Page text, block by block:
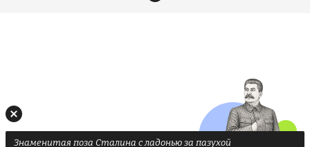
Знаменитая поза Сталина с ладонью за пазухой